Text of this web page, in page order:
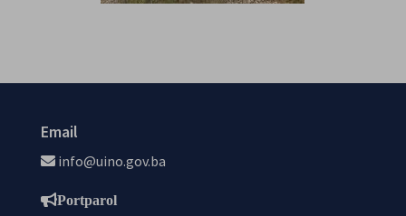
Email
info@uino.gov.ba
Portparol